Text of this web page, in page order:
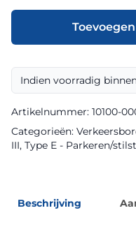
E09zbh
III
aantal
Indien voorradig
Artikelnummer: 10100-
Categorieën:
III, Type E - Parkeren/
Beschrijving